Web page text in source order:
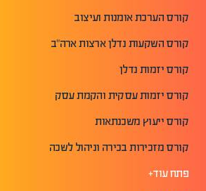
קורס הערכת אומנות ועיצוב
קורס השקעות נדלן ארצות ארה"ב
קורס יזמות נדלן
קורס יזמות עסקית והקמת עסק
קורס ייעוץ משכנתאות
קורס מזכירות בכירה וניהול לשכה
פתח עוד+